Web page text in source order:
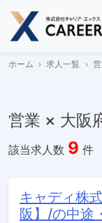
Skip
content
ホーム 求人一覧
営業 × 大阪
該当求人数 9 件
キャディ株
阪】/の中途